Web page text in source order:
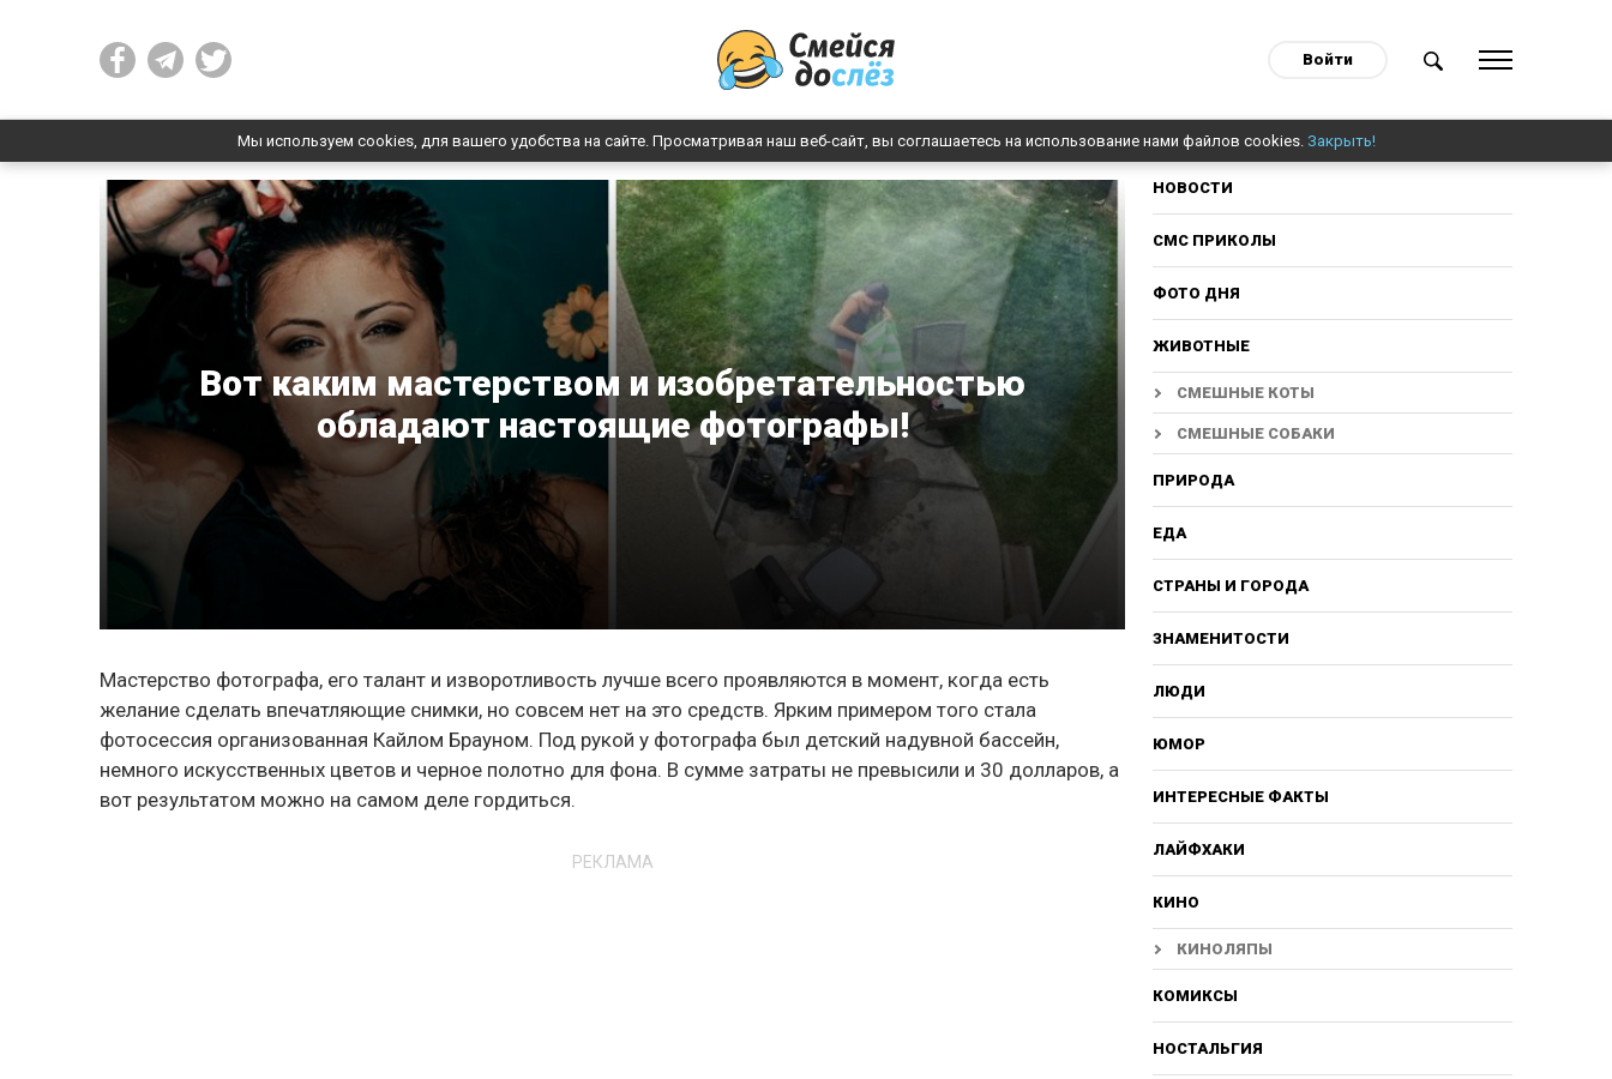
Войти
Мы используем cookies, для вашего удобства на сайте. Просматривая наш веб-сайт, вы соглашаетесь на использование нами файлов cookies. Закрыть!
Вот каким мастерством и изобретательностью
обладают настоящие фотографы!
Мастерство фотографа, его талант и изворотливость лучше всего проявляются в момент, когда есть
желание сделать впечатляющие снимки, но совсем нет на это средств. Ярким примером того стала
фотосессия организованная Кайлом Брауном. Под рукой у фотографа был детский надувной бассейн,
немного искусственных цветов и черное полотно для фона. В сумме затраты не превысили и 30 долларов, а
вот результатом можно на самом деле гордиться.
РЕКЛАМА
НОВОСТИ
СМС ПРИКОЛЫ
ФОТО ДНЯ
ЖИВОТНЫЕ
СМЕШНЫЕ КОТЫ
СМЕШНЫЕ СОБАКИ
ПРИРОДА
ЕДА
СТРАНЫ И ГОРОДА
ЗНАМЕНИТОСТИ
ЛЮДИ
ЮМОР
ИНТЕРЕСНЫЕ ФАКТЫ
ЛАЙФХАКИ
КИНО
КИНОЛЯПЫ
КОМИКСЫ
НОСТАЛЬГИЯ